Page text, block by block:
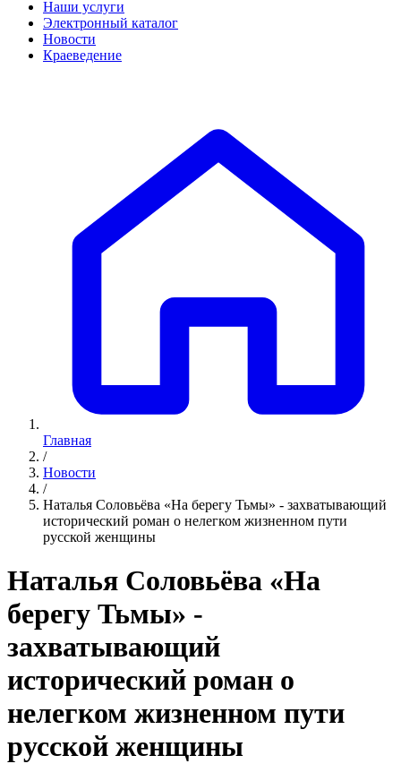
Наши услуги
Электронный каталог
Новости
Краеведение
Главная
/
Новости
/
Наталья Соловьёва «На берегу Тьмы» - захватывающий
исторический роман о нелегком жизненном пути
русской женщины
Наталья Соловьёва «На
берегу Тьмы» -
захватывающий
исторический роман о
нелегком жизненном пути
русской женщины